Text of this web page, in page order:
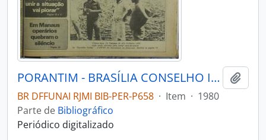
PORANTIM - BRASÍLIA CONSELHO INDIGENISTA MISSIONÁRIO - 1980 - Nº23
BR DFFUNAI RJMI BIB-PER-P658 · Item · 1980
Parte de Bibliográfico
Periódico digitalizado